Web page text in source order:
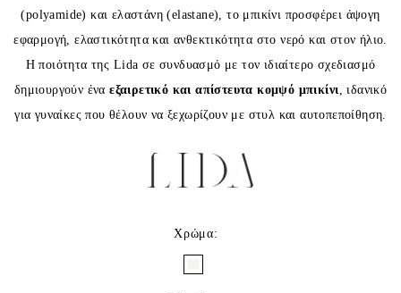
(polyamide) και ελαστάνη (elastane), το μπικίνι προσφέρει άψογη
εφαρμογή, ελαστικότητα και ανθεκτικότητα στο νερό και στον ήλιο.
Η ποιότητα της Lida σε συνδυασμό με τον ιδιαίτερο σχεδιασμό
δημιουργούν έναεξαιρετικό και απίστευτα κομψό μπικίνι, ιδανικό
για γυναίκες που θέλουν να ξεχωρίζουν με στυλ και αυτοπεποίθηση.
Χρώμα: